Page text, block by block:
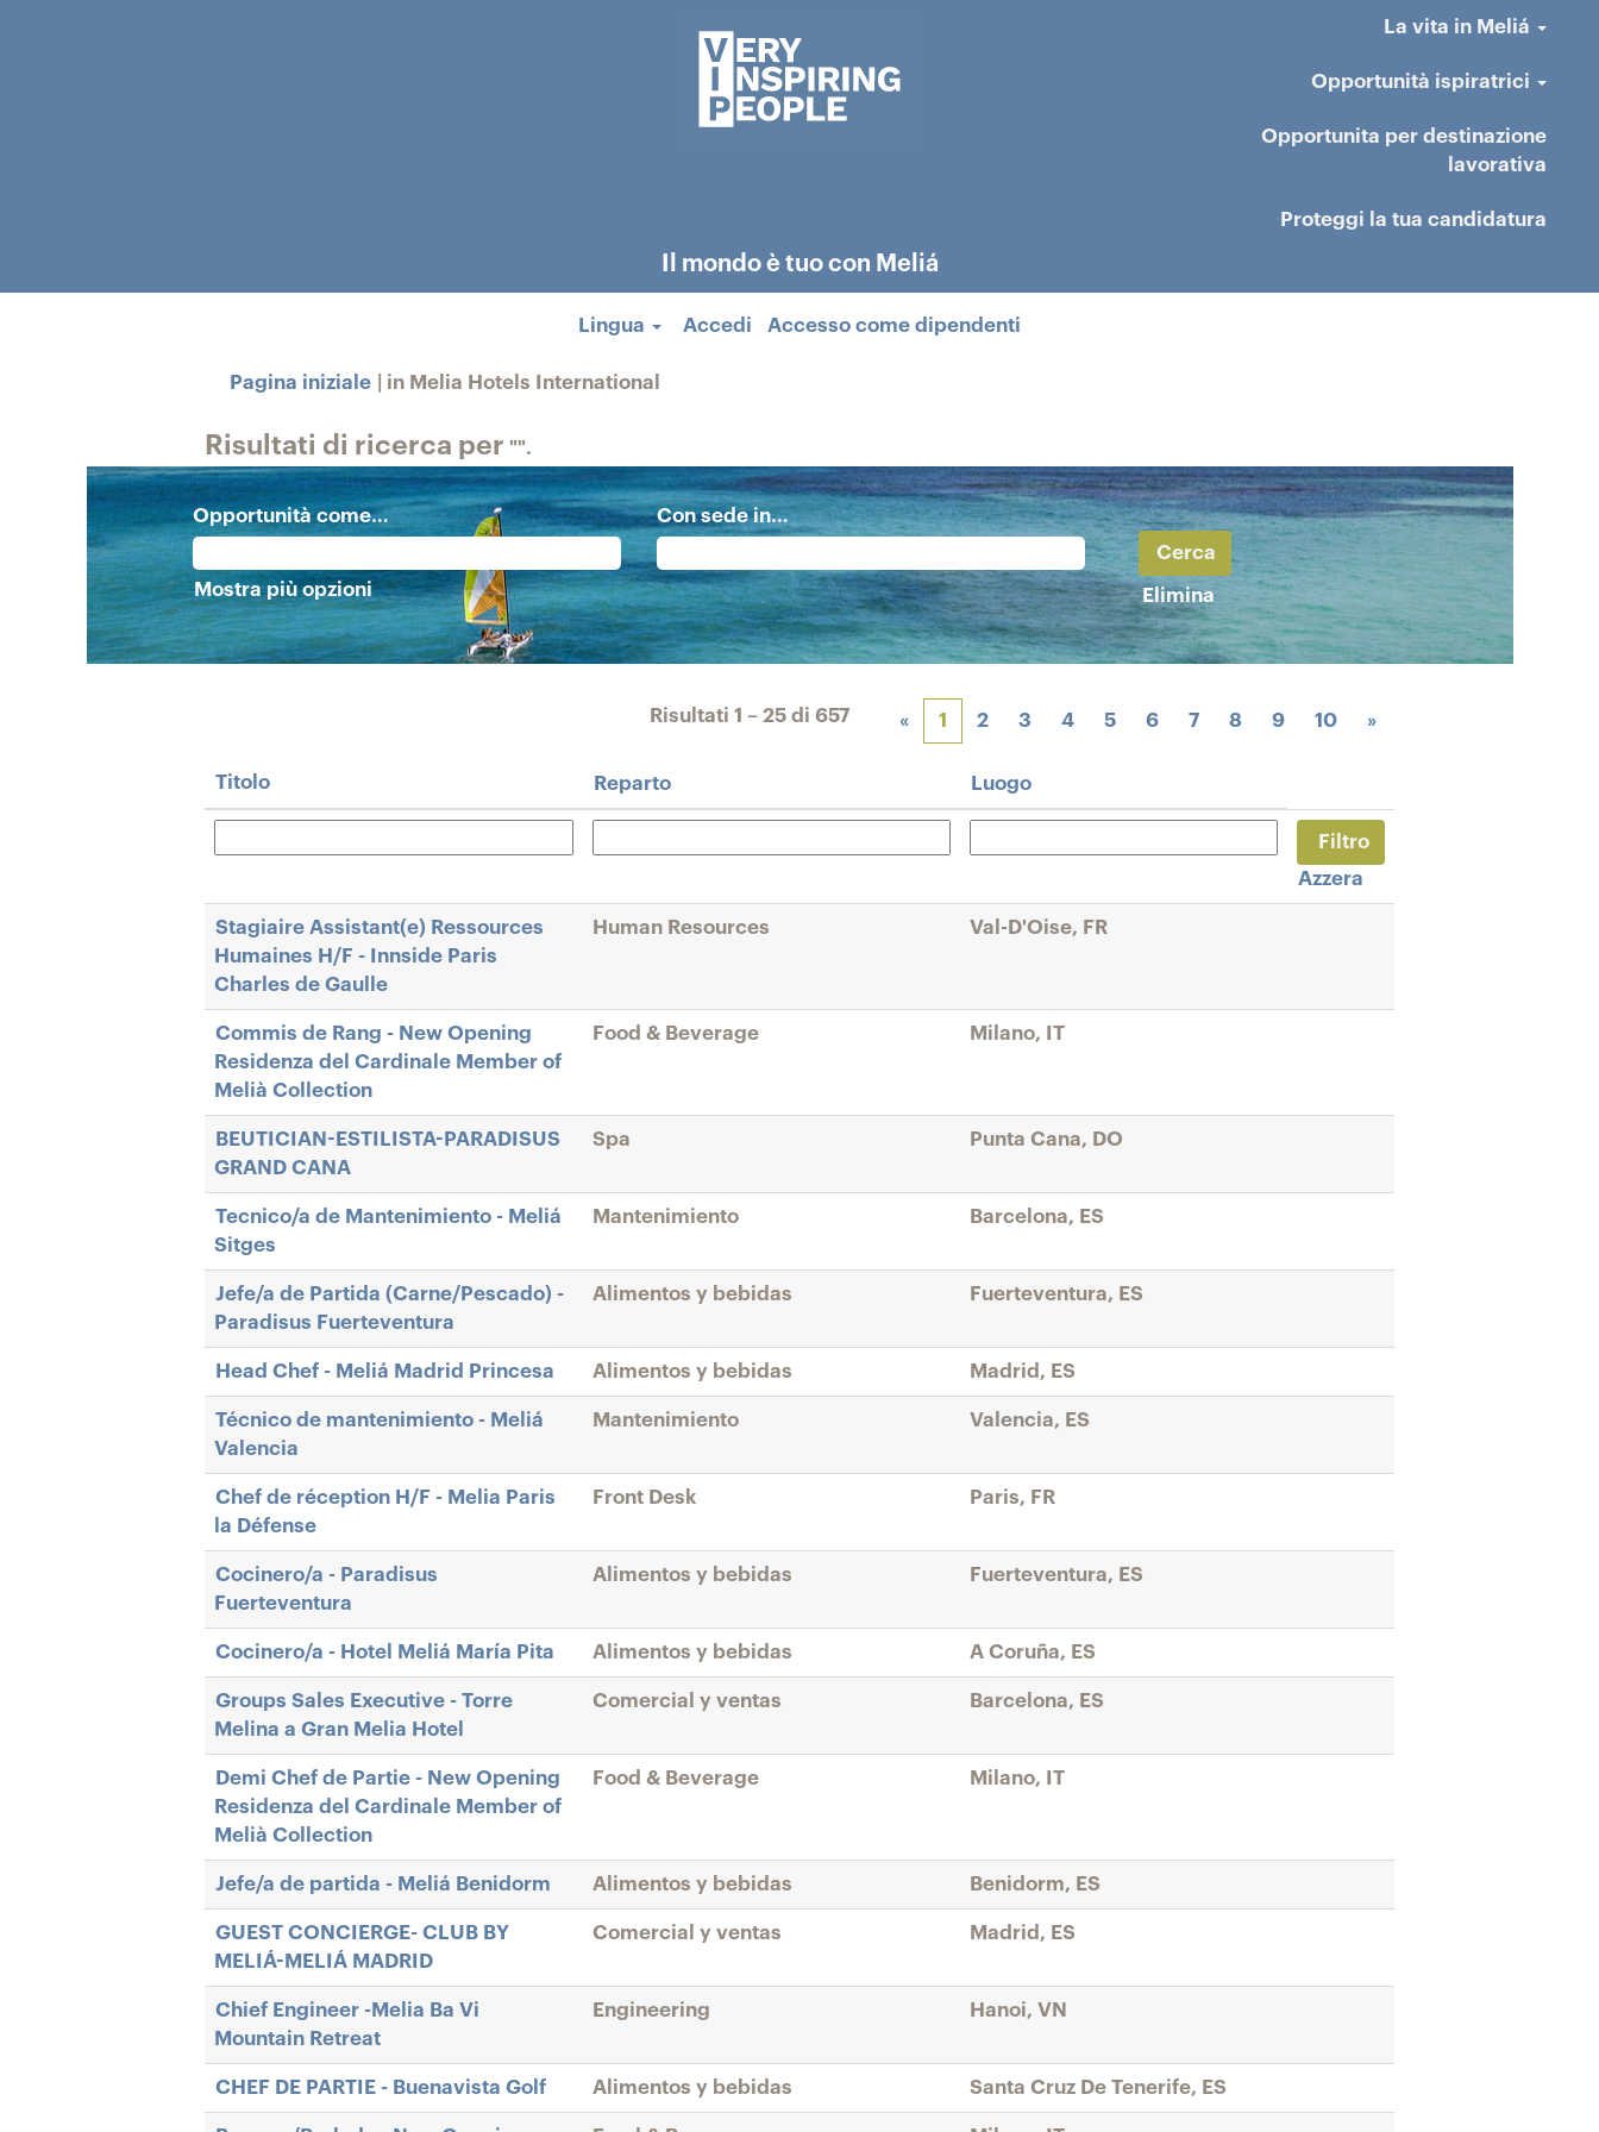
La vita in Meliá
Opportunità ispiratrici
Opportunita per destinazione
lavorativa
Proteggi la tua candidatura
Il mondo è tuo con Meliá
Lingua Accedi Accesso come dipendenti
Pagina iniziale in Melia Hotels International
Risultati di ricerca per "".
Opportunità come… Con sede in…
Mostra più opzioni Elimina
Risultati 1 – 25 di 657 « 1 2 3 4 5 6 7 8 9 10 »
Titolo Reparto Luogo
Azzera
Stagiaire Assistant(e) Ressources
Humaines H/F - Innside Paris
Charles de Gaulle
Human Resources Val-D'Oise, FR
Commis de Rang - New Opening
Residenza del Cardinale Member of
Melià Collection
Food & Beverage Milano, IT
BEUTICIAN-ESTILISTA-PARADISUS
GRAND CANA
Spa Punta Cana, DO
Tecnico/a de Mantenimiento - Meliá
Sitges
Mantenimiento Barcelona, ES
Jefe/a de Partida (Carne/Pescado) -
Paradisus Fuerteventura
Alimentos y bebidas Fuerteventura, ES
Head Chef - Meliá Madrid Princesa Alimentos y bebidas Madrid, ES
Técnico de mantenimiento - Meliá
Valencia
Mantenimiento Valencia, ES
Chef de réception H/F - Melia Paris
la Défense
Front Desk Paris, FR
Cocinero/a - Paradisus
Fuerteventura
Alimentos y bebidas Fuerteventura, ES
Cocinero/a - Hotel Meliá María Pita Alimentos y bebidas A Coruña, ES
Groups Sales Executive - Torre
Melina a Gran Melia Hotel
Comercial y ventas Barcelona, ES
Demi Chef de Partie - New Opening
Residenza del Cardinale Member of
Melià Collection
Food & Beverage Milano, IT
Jefe/a de partida - Meliá Benidorm Alimentos y bebidas Benidorm, ES
GUEST CONCIERGE- CLUB BY
MELIÁ-MELIÁ MADRID
Comercial y ventas Madrid, ES
Chief Engineer -Melia Ba Vi
Mountain Retreat
Engineering Hanoi, VN
CHEF DE PARTIE - Buenavista Golf Alimentos y bebidas Santa Cruz De Tenerife, ES